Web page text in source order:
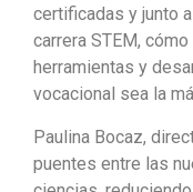
certificadas y junto
carrera STEM,
herramientas y
vocacional sea la
Paulina Bocaz,
puentes entre las